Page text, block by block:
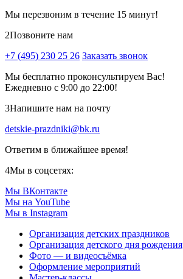
Мы перезвоним в течение 15 минут!
2Позвоните нам
+7 (495) 230 25 26 Заказать звонок
Мы бесплатно проконсультируем Вас!
Ежедневно с 9:00 до 22:00!
3Напишите нам на почту
detskie-prazdniki@bk.ru
Ответим в ближайшее время!
4Мы в соцсетях:
Мы ВКонтакте
Мы на YouTube
Мы в Instagram
Организация детских праздников
Организация детского дня рождения
Фото — и видеосъёмка
Оформление мероприятий